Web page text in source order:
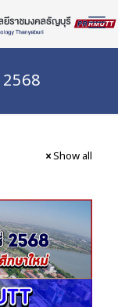
Show all